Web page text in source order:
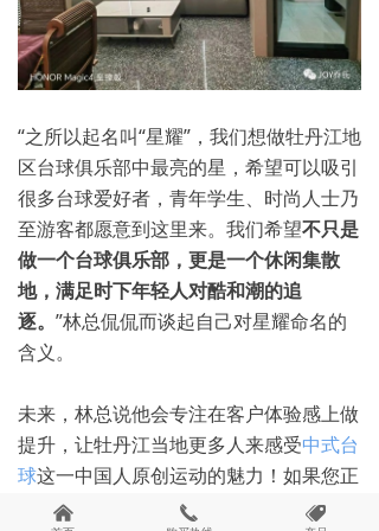
낀 끅 뀄
“之所以起名叫“星耀”，我们想做牡丹江地
区台球俱乐部中最亮的星，希望可以吸引
很多台球爱好者，青年学生、时尚人士乃
至游客都愿意到这里来。我们希望不只是
做一个台球俱乐部，更是一个休闲集散
地，满足时下年轻人对酷和潮的追
逐。 ”林总侃侃而谈起自己对星耀命名的
含义。
未来，林总说他会专注在客户体验感上做
提升，让牡丹江当地更多人来感受中式台
球这一中国人原创运动的魅力！如果您正
听着这首《
》，那不如现在就去牡